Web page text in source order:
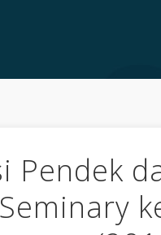
Pendek